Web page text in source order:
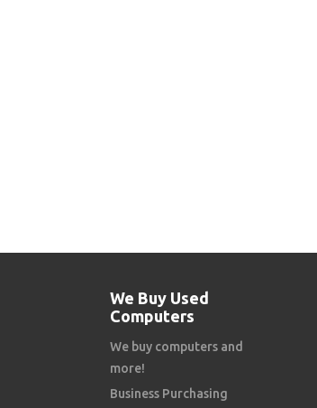
We Buy Used
Computers
We buy computers and
more!
Business Purchasing